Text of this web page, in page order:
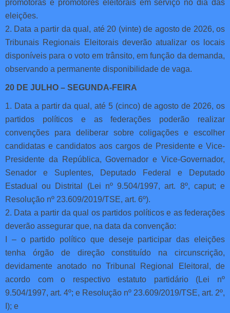
promotoras e promotores eleitorais em serviço no dia das
eleições.
2. Data a partir da qual, até 20 (vinte) de agosto de 2026, os
Tribunais Regionais Eleitorais deverão atualizar os locais
disponíveis para o voto em trânsito, em função da demanda,
observando a permanente disponibilidade de vaga.
20 DE JULHO – SEGUNDA-FEIRA
1. Data a partir da qual, até 5 (cinco) de agosto de 2026, os
partidos políticos e as federações poderão realizar
convenções para deliberar sobre coligações e escolher
candidatas e candidatos aos cargos de Presidente e Vice-
Presidente da República, Governador e Vice-Governador,
Senador e Suplentes, Deputado Federal e Deputado
Estadual ou Distrital (Lei nº 9.504/1997, art. 8º, caput; e
Resolução nº 23.609/2019/TSE, art. 6º).
2. Data a partir da qual os partidos políticos e as federações
deverão assegurar que, na data da convenção:
I – o partido político que deseje participar das eleições
tenha órgão de direção constituído na circunscrição,
devidamente anotado no Tribunal Regional Eleitoral, de
acordo com o respectivo estatuto partidário (Lei nº
9.504/1997, art. 4º; e Resolução nº 23.609/2019/TSE, art. 2º,
I); e